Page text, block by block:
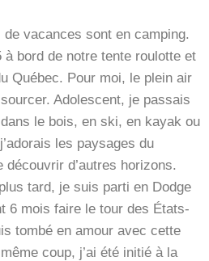
vacances sont en camping.
bord de notre tente roulotte et
Québec. Pour moi, le plein air
Adolescent, je passais
le bois, en ski, en kayak ou
les paysages du
découvrir d’autres horizons.
tard, je suis parti en Dodge
6 mois faire le tour des États-
tombé en amour avec cette
coup, j’ai été initié à la